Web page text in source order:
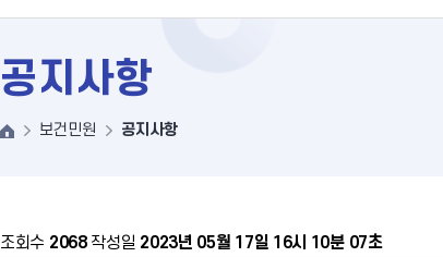
공지사항
보건민원 공지사항
조회수 2068 작성일 2023년 05월 17일 16시 10분 07초